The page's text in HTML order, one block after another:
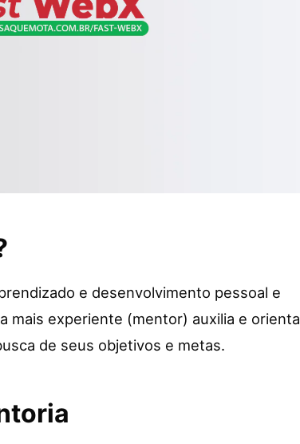
e desenvolvimento pessoal e
mais experiente (mentor) auxilia e orienta
de seus objetivos e metas.